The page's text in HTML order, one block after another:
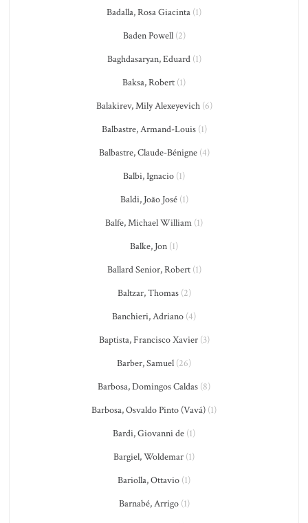
Badalla, Rosa Giacinta (1)
Baden Powell(2)
Baghdasaryan, Eduard(1)
Baksa, Robert (1)
Balakirev, Mily Alexeyevich(6)
Balbastre, Armand-Louis(1)
Balbastre, Claude-Bénigne(4)
Balbi, Ignacio (1)
Baldi, João José(1)
Balfe, Michael William (1)
Balke, Jon (1)
Ballard Senior, Robert(1)
Baltzar, Thomas(2)
Banchieri, Adriano (4)
Baptista, Francisco Xavier(3)
Barber, Samuel (26)
Barbosa, Domingos Caldas (8)
Barbosa, Osvaldo Pinto (Vavá) (1)
Bardi, Giovanni de (1)
Bargiel, Woldemar (1)
Bariolla, Ottavio (1)
Barnabé, Arrigo(1)